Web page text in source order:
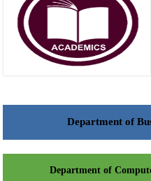
Department of
Department of